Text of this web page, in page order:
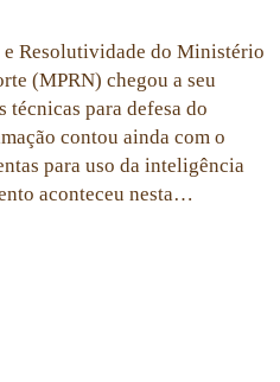
Resolutividade do Ministério
(MPRN) chegou a seu
técnicas para defesa do
contou ainda com o
para uso da inteligência
aconteceu nesta…